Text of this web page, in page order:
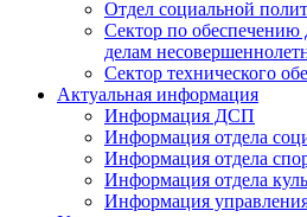
Отдел социальной
Сектор по обеспечению
делам
Сектор технического
Актуальная информация
Информация ДСП
Информация отдела
Информация отдела
Информация отдела
Информация